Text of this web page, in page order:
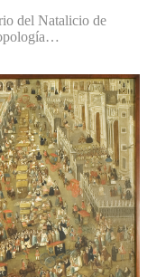
del Natalicio de